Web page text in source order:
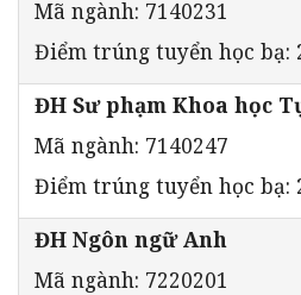
Mã ngành: 7140231
Điểm trúng tuyển học bạ:
ĐH Sư phạm Khoa học
Mã ngành: 7140247
Điểm trúng tuyển học bạ:
ĐH Ngôn ngữ Anh
Mã ngành: 7220201